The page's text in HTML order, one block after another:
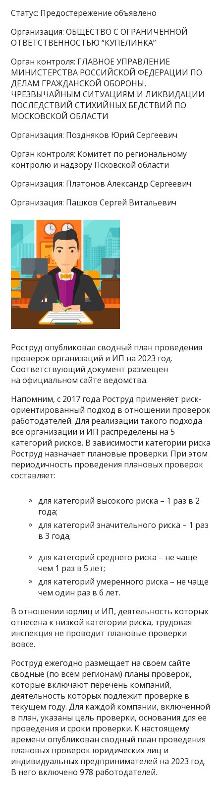
Статус: Предостережение объявлено
Организация: ОБЩЕСТВО С ОГРАНИЧЕННОЙ
ОТВЕТСТВЕННОСТЬЮ “КУПЕЛИНКА”
Орган контроля: ГЛАВНОЕ УПРАВЛЕНИЕ
МИНИСТЕРСТВА РОССИЙСКОЙ ФЕДЕРАЦИИ ПО
ДЕЛАМ ГРАЖДАНСКОЙ ОБОРОНЫ,
ЧРЕЗВЫЧАЙНЫМ СИТУАЦИЯМ И ЛИКВИДАЦИИ
ПОСЛЕДСТВИЙ СТИХИЙНЫХ БЕДСТВИЙ ПО
МОСКОВСКОЙ ОБЛАСТИ
Организация: Поздняков Юрий Сергеевич
Орган контроля: Комитет по региональному
контролю и надзору Псковской области
Организация: Платонов Александр Сергеевич
Организация: Пашков Сергей Витальевич
Роструд опубликовал сводный план проведения
проверок организаций и ИП на 2023 год.
Соответствующий документ размещен
на официальном сайте ведомства.
Напомним, с 2017 года Роструд применяет риск-
ориентированный подход в отношении проверок
работодателей. Для реализации такого подхода
все организации и ИП распределены на 5
категорий рисков. В зависимости категории риска
Роструд назначает плановые проверки. При этом
периодичность проведения плановых проверок
составляет:
для категорий высокого риска – 1 раз в 2
года;
для категорий значительного риска – 1 раз
в 3 года;
для категорий среднего риска – не чаще
чем 1 раз в 5 лет;
для категорий умеренного риска – не чаще
чем один раз в 6 лет.
В отношении юрлиц и ИП, деятельность которых
отнесена к низкой категории риска, трудовая
инспекция не проводит плановые проверки
вовсе.
Роструд ежегодно размещает на своем сайте
сводные (по всем регионам) планы проверок,
которые включают перечень компаний,
деятельность которых подлежит проверке в
текущем году. Для каждой компании, включенной
в план, указаны цель проверки, основания для ее
проведения и сроки проверки. К настоящему
времени опубликован сводный план проведения
плановых проверок юридических лиц и
индивидуальных предпринимателей на 2023 год.
В него включено 978 работодателей.